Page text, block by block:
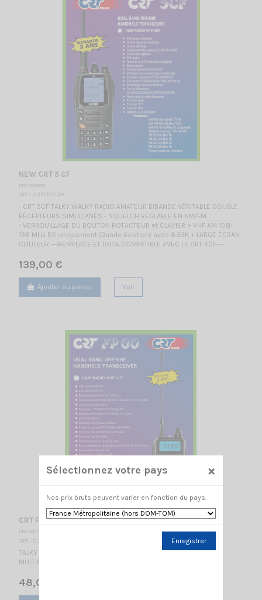
NEW CRT 5 CF
PM 000880
CRT - SUPERSTAR
- CRT 5CF TALKY WALKY RADIO AMATEUR BIBANDE VÉRITABLE DOUBLE
RÉCEPTEURS SIMULTANÉS - SQUELCH RÉGLABLE EN AM/FM
- VERROUILLAGE DU BOUTON ROTACTEUR et CLAVIER + VHF AM 108-
136 MHz RX uniquement (Bande Aviation) avec 8.33K + LARGE ÉCRAN
COULEUR ---REMPLACE ET 100% COMPATIBLE AVEC LE CRT 4CF---
139,00 €
Ajouter au panier Voir
CRT FP 00 NOIR
PM 000770
CRT - SUPERSTAR
TALKY WALKY RADIO AMATEUR BIBANDE - AFFICHEUR BLEU
MULTICOULEURS
48,00 €
Sélectionnez votre pays ×
Nos prix bruts peuvent varier en fonction du pays.
Enregistrer